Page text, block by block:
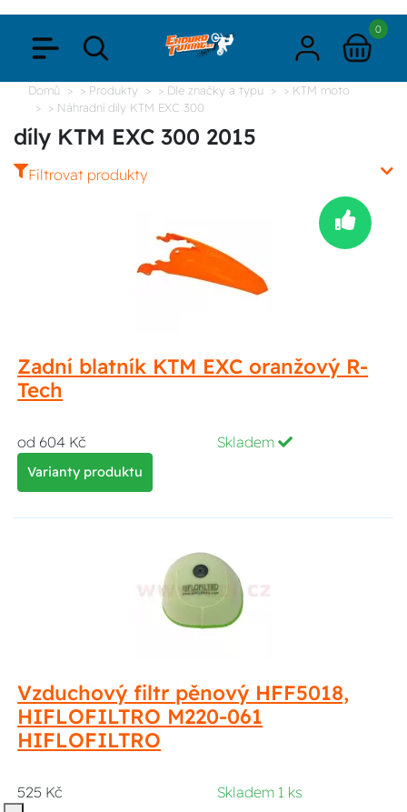
0
Domů > Produkty > Dle značky a typu
> KTM moto
> Náhradní díly KTM EXC 300
díly KTM EXC 300 2015
Filtrovat produkty
Zadní blatník KTM EXC oranžový R-
Tech
od 604 Kč Skladem
Varianty produktu
Vzduchový filtr pěnový HFF5018,
HIFLOFILTRO M220-061
HIFLOFILTRO
525 Kč
Skladem 1 ks